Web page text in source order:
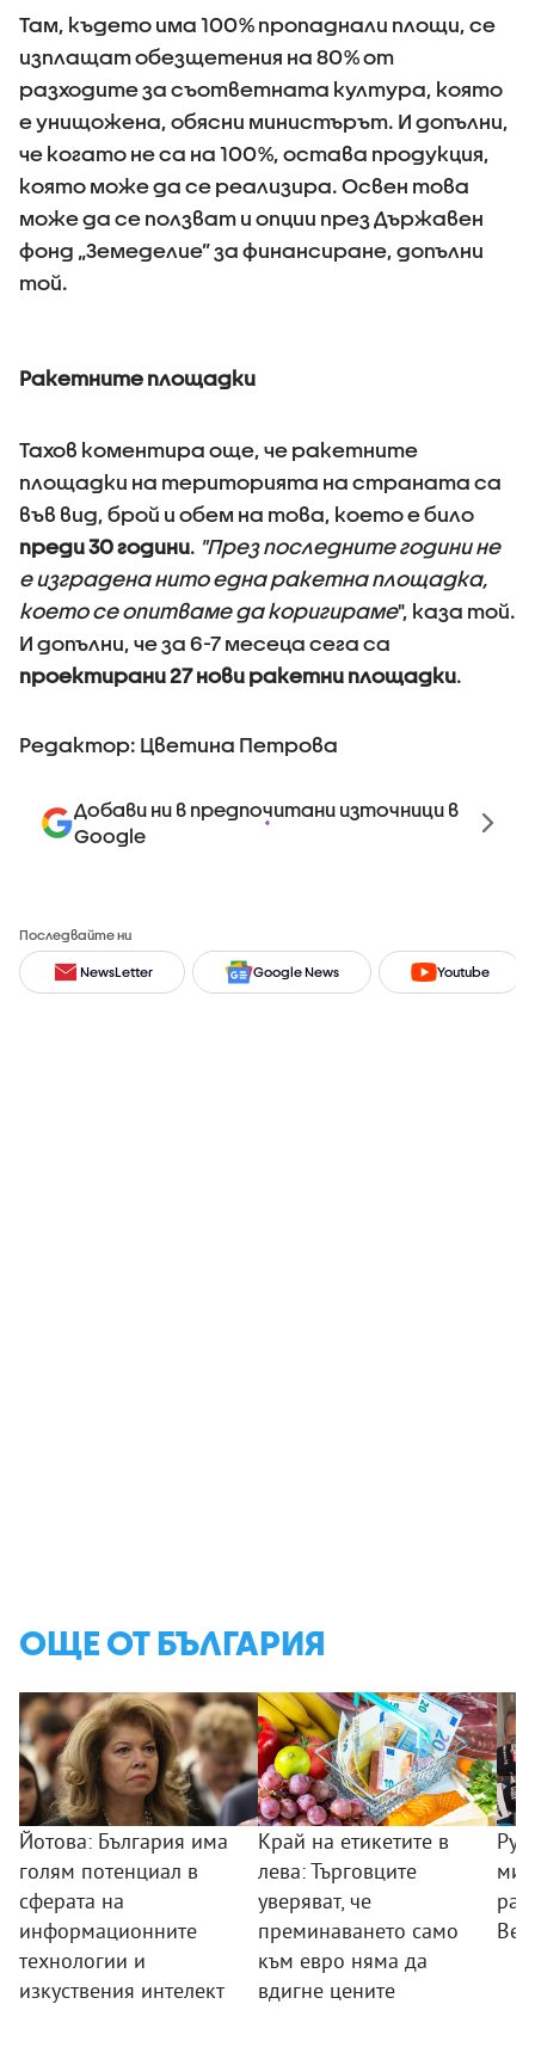
Там, където има 100% пропаднали площи, се
изплащат обезщетения на 80% от
разходите за съответната култура, която
е унищожена, обясни министърът. И допълни,
че когато не са на 100%, остава продукция,
която може да се реализира. Освен това
може да се ползват и опции през Държавен
фонд „Земеделие” за финансиране, допълни
той.
Ракетните площадки
Тахов коментира още, че ракетните
площадки на територията на страната са
във вид, брой и обем на това, което е било
преди 30 години. "През последните години не
е изградена нито една ракетна площадка,
което се опитваме да коригираме", каза той.
И допълни, че за 6-7 месеца сега са
проектирани 27 нови ракетни площадки.
Редактор: Цветина Петрова
Добави ни в предпочитани източници в
Google
Последвайте ни
NewsLetter Google News Youtube
ОЩЕ ОТ БЪЛГАРИЯ
Йотова: България има
голям потенциал в
сферата на
информационните
технологии и
изкуствения интелект
Край на етикетите в
лева: Търговците
уверяват, че
преминаването само
към евро няма да
вдигне цените